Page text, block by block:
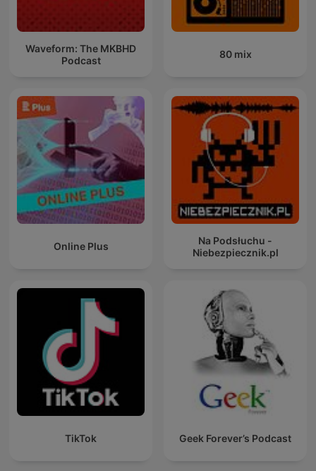
Waveform: The MKBHD
Podcast
80 mix
Online Plus
Na Podsłuchu -
Niebezpiecznik.pl
TikTok Geek Forever’s Podcast